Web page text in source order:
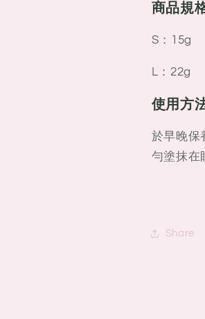
商品規
S：15g
L：22g
使用方
於早晚保
勻塗抹在
Share